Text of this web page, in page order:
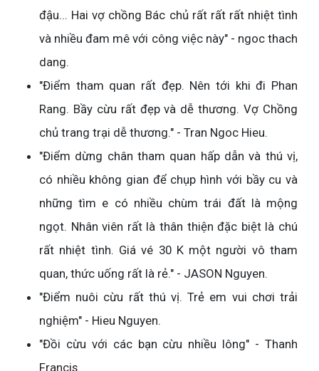
đậu... Hai vợ chồng Bác chủ rất rất rất nhiệt tình
và nhiều đam mê với công việc này" - ngoc thach
dang.
"Điểm tham quan rất đẹp. Nên tới khi đi Phan
Rang. Bầy cừu rất đẹp và dễ thương. Vợ Chồng
chủ trang trại dễ thương." - Tran Ngoc Hieu.
"Điểm dừng chân tham quan hấp dẫn và thú vị,
có nhiều không gian để chụp hình với bầy cu và
những tìm e có nhiều chùm trái đất là mộng
ngọt. Nhân viên rất là thân thiện đặc biệt là chú
rất nhiệt tình. Giá vé 30 K một người vô tham
quan, thức uống rất là rẻ." - JASON Nguyen.
"Điểm nuôi cừu rất thú vị. Trẻ em vui chơi trải
nghiệm" - Hieu Nguyen.
"Đồi cừu với các bạn cừu nhiều lông" - Thanh
Francis.